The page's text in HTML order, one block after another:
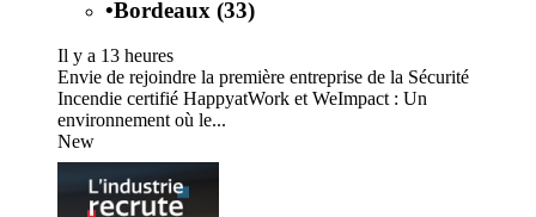
•Bordeaux (33)
Il y a 13 heures
Envie de rejoindre la première entreprise de la Sécurité
Incendie certifié HappyatWork et WeImpact : Un
environnement où le...
New